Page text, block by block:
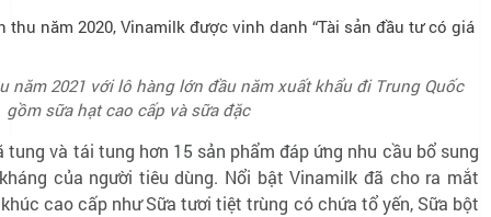
năm 2021 với lô hàng lớn đầu năm xuất khẩu đi Trung Quốc
gồm sữa hạt cao cấp và sữa đặc
tung và tái tung hơn 15 sản phẩm đáp ứng nhu cầu bổ sung
của người tiêu dùng. Nổi bật Vinamilk đã cho ra mắt
cao cấp như Sữa tươi tiệt trùng có chứa tổ yến, Sữa bột